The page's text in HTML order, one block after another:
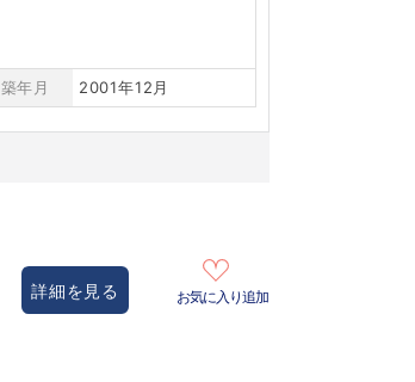
築年月 2001年12月
詳細を見る お気に入り追加